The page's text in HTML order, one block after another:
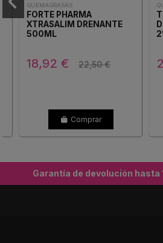
QUEMAGRASAS
FORTE PHARMA
XTRASALIM DRENANTE
500ML
18,92 € 22,50 €
Comprar
Garantía de devolución hasta